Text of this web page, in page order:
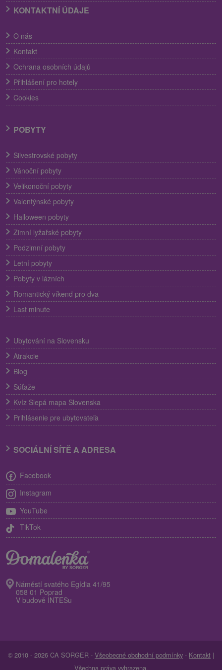
KONTAKTNÍ ÚDAJE
O nás
Kontakt
Ochrana osobních údajů
Přihlášení pro hotely
Cookies
POBYTY
Silvestrovské pobyty
Vánoční pobyty
Velikonoční pobyty
Valentýnské pobyty
Halloween pobyty
Zimní lyžařské pobyty
Podzimní pobyty
Letní pobyty
Pobyty v lázních
Romantický víkend pro dva
Last minute
Ubytování na Slovensku
Atrakcie
Blog
Súťaže
Kvíz Slepá mapa Slovenska
Prihlásenie pre ubytovateľa
SOCIÁLNÍ SÍTĚ A ADRESA
Facebook
Instagram
YouTube
TikTok
Náměstí svatého Egídia 41/95
058 01 Poprad
V budově INTESu
© 2010 - 2026 CA SORGER - Všeobecné obchodní podmínky - Kontakt |
Všechna práva vyhrazena.